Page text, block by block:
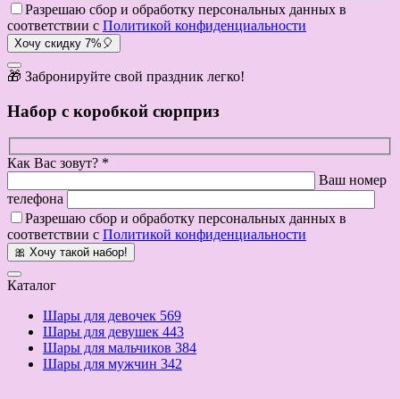
Разрешаю сбор и обработку персональных данных в
соответствии с Политикой конфиденциальности
Хочу скидку 7%🎈
🎁 Забронируйте свой праздник легко!
Набор с коробкой сюрприз
Как Вас зовут? *
Ваш номер
телефона
Разрешаю сбор и обработку персональных данных в
соответствии с Политикой конфиденциальности
🎀 Хочу такой набор!
Каталог
Шары для девочек 569
Шары для девушек 443
Шары для мальчиков 384
Шары для мужчин 342